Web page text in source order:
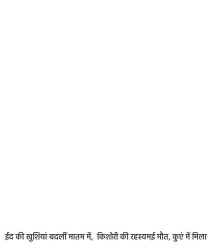
ईद की खुशियां बदलीं मातम में, किशोरी की रहस्यमई मौत, कुएं में मिला